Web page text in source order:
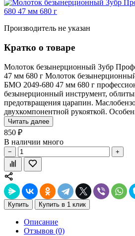
Производитель не указан
Кратко о товаре
Молоток безынерционный Зубр
47 мм 680 г Молоток
БМО 2049-680 47 мм 680 г
безынерционный инструмент,
предотвращения царапин.
двухкомпонентной рукояткой.
Читать далее
850 ₽
В наличии много
− +
Купить Купить в 1 клик
Описание
Отзывов (0)